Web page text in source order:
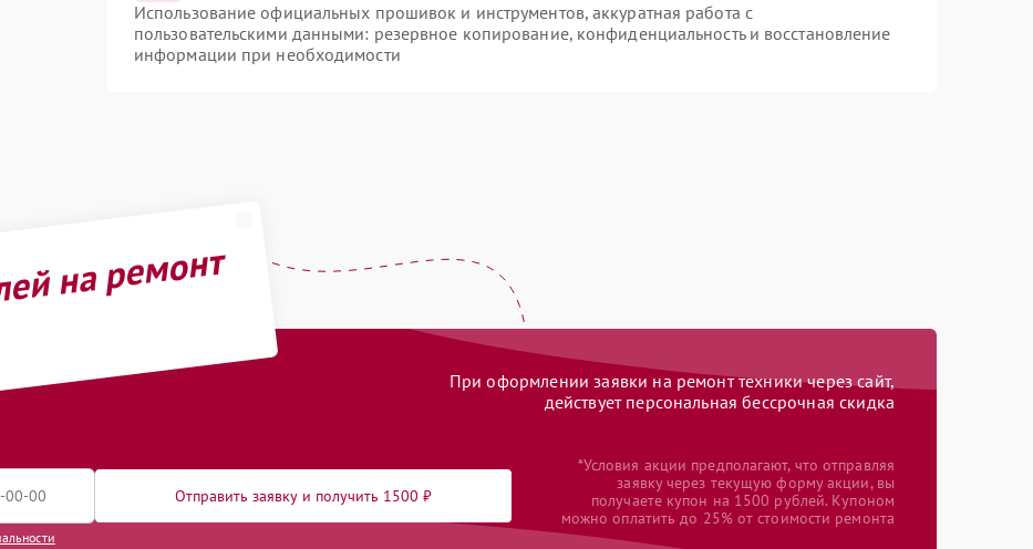
Использование официальных прошивок и инструментов, аккуратная работа с
пользовательскими данными: резервное копирование, конфиденциальность и восстановление
информации при необходимости
на ремонт
При оформлении заявки на ремонт техники через сайт,
действует персональная бессрочная скидка
Отправить заявку и получить 1500 ₽
*Условия акции предполагают, что отправляя
заявку через текущую форму акции, вы
получаете купон на 1500 рублей. Купоном
можно оплатить до 25% от стоимости ремонта